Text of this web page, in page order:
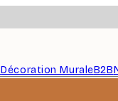
Décoration MuraleB2B